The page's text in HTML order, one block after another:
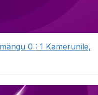
0 : 1 Kamerunile,